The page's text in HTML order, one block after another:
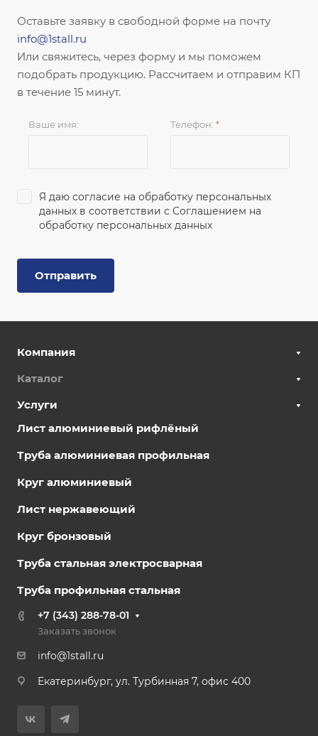
Оставьте заявку в свободной форме на почту
info@1stall.ru
Или свяжитесь, через форму и мы поможем
подобрать продукцию. Рассчитаем и отправим КП
в течение 15 минут.
Ваше имя: Телефон: *
Я даю согласие на обработку персональных
данных в соответствии с Соглашением на
обработку персональных данных
Отправить
Компания
Каталог
Услуги
Лист алюминиевый рифлёный
Труба алюминиевая профильная
Круг алюминиевый
Лист нержавеющий
Круг бронзовый
Труба стальная электросварная
Труба профильная стальная
+7 (343) 288-78-01
Заказать звонок
info@1stall.ru
Екатеринбург, ул. Турбинная 7, офис 400